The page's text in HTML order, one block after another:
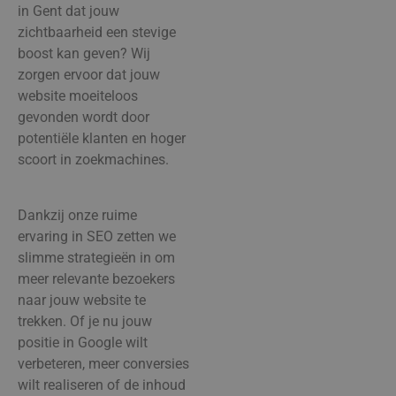
in Gent dat jouw
zichtbaarheid een stevige
boost kan geven? Wij
zorgen ervoor dat jouw
website moeiteloos
gevonden wordt door
potentiële klanten en hoger
scoort in zoekmachines.
Dankzij onze ruime
ervaring in SEO zetten we
slimme strategieën in om
meer relevante bezoekers
naar jouw website te
trekken. Of je nu jouw
positie in Google wilt
verbeteren, meer conversies
wilt realiseren of de inhoud